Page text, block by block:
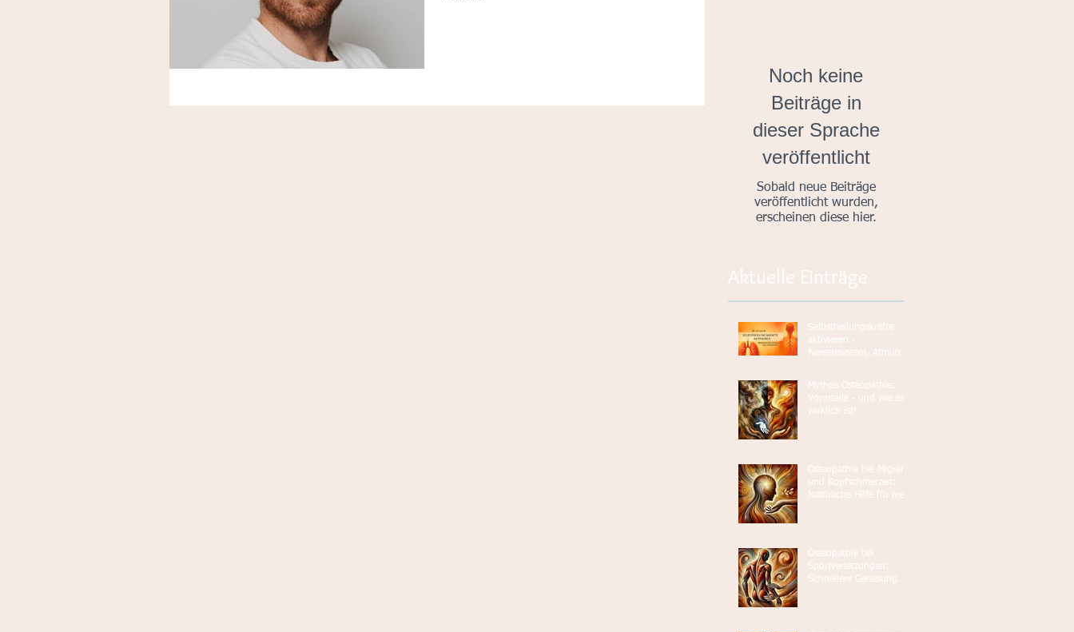
Noch keine
Beiträge in
dieser Sprache
veröffentlicht
Sobald neue Beiträge
veröffentlicht wurden,
erscheinen diese hier.
Aktuelle Einträge
Selbstheilungskräfte
aktivieren -
Nervensystem, Atmung
Mythos Osteopathie:
Vorurteile - und wie es
wirklich ist!
Osteopathie bei Migräne
und Kopfschmerzen:
Natürliche Hilfe für mehr
Osteopathie bei
Sportverletzungen:
Schnellere Genesung